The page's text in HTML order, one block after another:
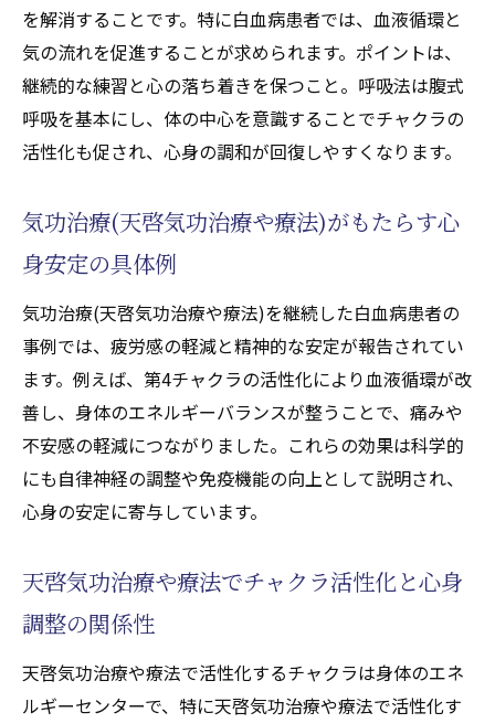
を解消することです。特に白血病患者では、血液循環と
気の流れを促進することが求められます。ポイントは、
継続的な練習と心の落ち着きを保つこと。呼吸法は腹式
呼吸を基本にし、体の中心を意識することでチャクラの
活性化も促され、心身の調和が回復しやすくなります。
気功治療(天啓気功治療や療法)がもたらす心
身安定の具体例
気功治療(天啓気功治療や療法)を継続した白血病患者の
事例では、疲労感の軽減と精神的な安定が報告されてい
ます。例えば、第4チャクラの活性化により血液循環が改
善し、身体のエネルギーバランスが整うことで、痛みや
不安感の軽減につながりました。これらの効果は科学的
にも自律神経の調整や免疫機能の向上として説明され、
心身の安定に寄与しています。
天啓気功治療や療法でチャクラ活性化と心身
調整の関係性
天啓気功治療や療法で活性化するチャクラは身体のエネ
ルギーセンターで、特に天啓気功治療や療法で活性化す